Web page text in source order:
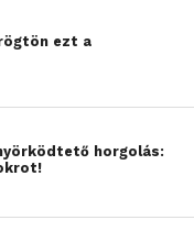
lehet olyan
kerékpározás
számára ez a
élmény, ahol
a legfontosabb,
való tekerés
ezt a
horgolás: